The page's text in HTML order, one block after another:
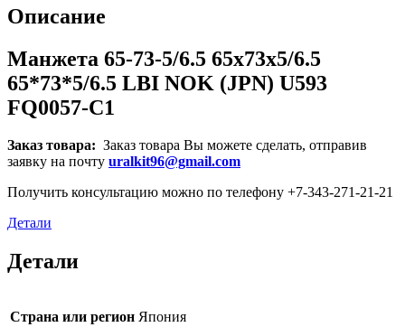
Описание
Манжета 65-73-5/6.5 65x73x5/6.5
65*73*5/6.5 LBI NOK (JPN) U593
FQ0057-C1
Заказ товара: Заказ товара Вы можете сделать, отправив
заявку на почту uralkit96@gmail.com
Получить консультацию можно по телефону +7-343-271-21-21
Детали
Детали
Страна или регион Япония